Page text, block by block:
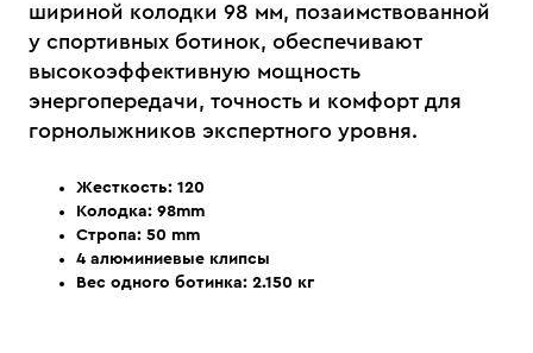
шириной колодки 98 мм, позаимствованной
у спортивных ботинок, обеспечивают
высокоэффективную мощность
энергопередачи, точность и комфорт для
горнолыжников экспертного уровня.
Жесткость: 120
Колодка: 98mm
Стропа: 50 mm
4 алюминиевые клипсы
Вес одного ботинка: 2.150 кг